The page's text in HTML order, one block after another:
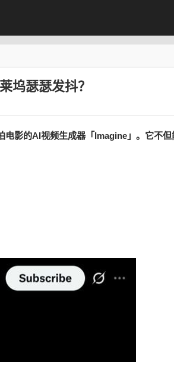
坞瑟瑟发抖？
电影的AI视频生成器「Imagine」。它不但